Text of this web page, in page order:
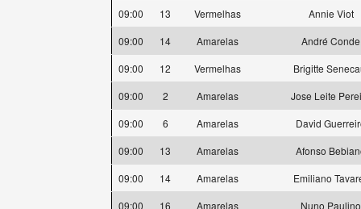
09:00
13 Vermelhas
Annie Viot
09:00
14 Amarelas
André Conde
09:00
12 Vermelhas
Brigitte
09:00
2 Amarelas
Jose Leite
09:00
6 Amarelas
David
09:00
13 Amarelas
Afonso
09:00
14 Amarelas
Emiliano
09:00
16 Amarelas
Nuno Paulino